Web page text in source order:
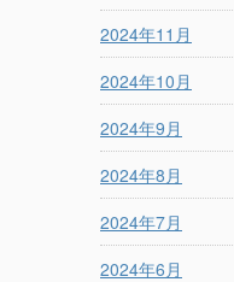
2024年11月
2024年10月
2024年9月
2024年8月
2024年7月
2024年6月